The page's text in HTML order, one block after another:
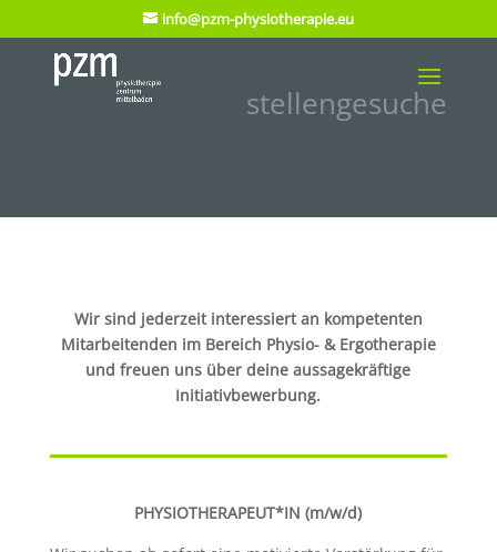
info@pzm-physiotherapie.eu
stellengesuche
Wir sind jederzeit interessiert an kompetenten
Mitarbeitenden im Bereich Physio- & Ergotherapie
und freuen uns über deine aussagekräftige
Initiativbewerbung.
PHYSIOTHERAPEUT*IN (m/w/d)